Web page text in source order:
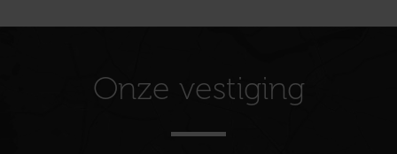
Onze vestiging